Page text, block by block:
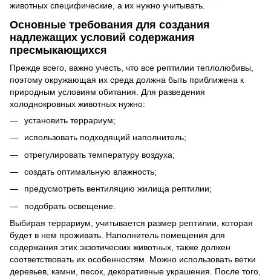
животных специфические, а их нужно учитывать.
Основные требования для создания
надлежащих условий содержания
пресмыкающихся
Прежде всего, важно учесть, что все рептилии теплолюбивы,
поэтому окружающая их среда должна быть приближена к
природным условиям обитания. Для разведения
холоднокровных животных нужно:
установить террариум;
использовать подходящий наполнитель;
отрегулировать температуру воздуха;
создать оптимальную влажность;
предусмотреть вентиляцию жилища рептилии;
подобрать освещение.
Выбирая террариум, учитывается размер рептилии, которая
будет в нем проживать. Наполнитель помещения для
содержания этих экзотических животных, также должен
соответствовать их особенностям. Можно использовать ветки
деревьев, камни, песок, декоративные украшения. После того,